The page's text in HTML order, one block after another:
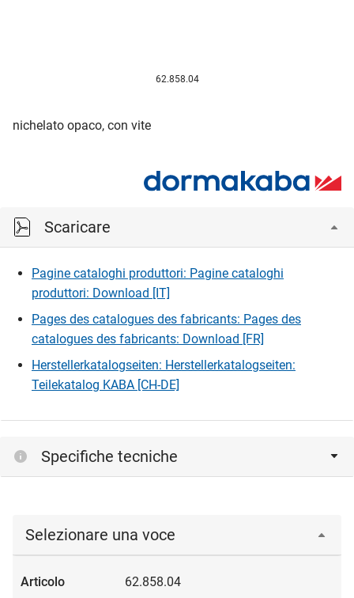
62.858.04
nichelato opaco, con vite
Scaricare
Pagine cataloghi produttori: Pagine cataloghi
produttori: Download [IT]
Pages des catalogues des fabricants: Pages des
catalogues des fabricants: Download [FR]
Herstellerkatalogseiten: Herstellerkatalogseiten:
Teilekatalog KABA [CH-DE]
Specifiche tecniche
Selezionare una voce
62.858.04